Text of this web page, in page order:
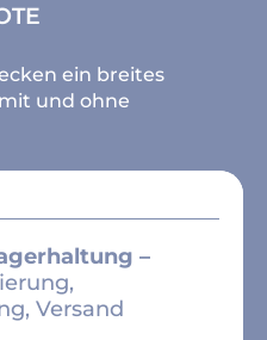
ein breites
und ohne
–
Versand